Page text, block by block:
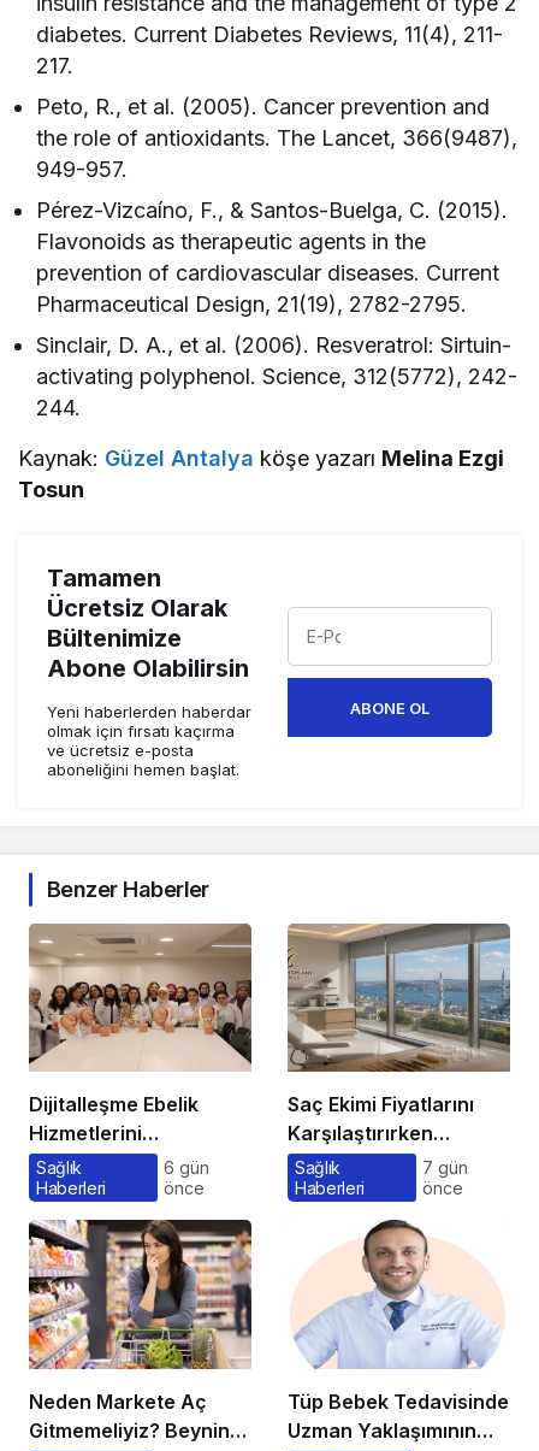
diabetes. Current Diabetes Reviews, 11(4), 211-
217.
Peto, R., et al. (2005). Cancer prevention and
the role of antioxidants. The Lancet, 366(9487),
949-957.
Pérez-Vizcaíno, F., & Santos-Buelga, C. (2015).
Flavonoids as therapeutic agents in the
prevention of cardiovascular diseases. Current
Pharmaceutical Design, 21(19), 2782-2795.
Sinclair, D. A., et al. (2006). Resveratrol: Sirtuin-
activating polyphenol. Science, 312(5772), 242-
244.
Kaynak: Güzel Antalya köşe yazarı Melina Ezgi
Tosun
Tamamen
Ücretsiz Olarak
Bültenimize
Abone Olabilirsin
Yeni haberlerden haberdar
olmak için fırsatı kaçırma
ve ücretsiz e-posta
aboneliğini hemen başlat.
ABONE OL
Benzer Haberler
Dijitalleşme Ebelik
Hizmetlerini
Dönüştürüyor
Sağlık
Haberleri
6 gün
önce
Saç Ekimi Fiyatlarını
Karşılaştırırken
Gözden Kaçan
Maliyetler
Sağlık
Haberleri
7 gün
önce
Neden Markete Aç
Gitmemeliyiz? Beynin
Tüp Bebek Tedavisinde
Uzman Yaklaşımının